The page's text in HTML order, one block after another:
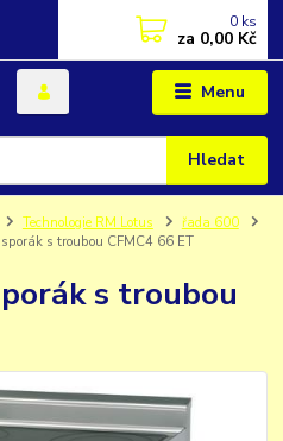
Menu
Hledat
0 ks
za 0,00 Kč
Technologie RM Lotus
řada 600
s troubou CFMC4 66 ET
s troubou